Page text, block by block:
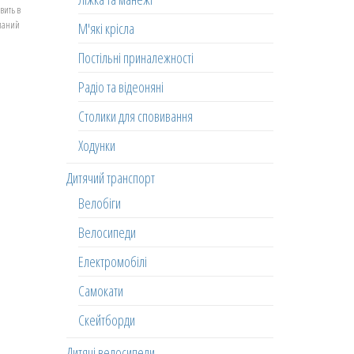
в
М'які крісла
Постільні приналежності
Радіо та відеоняні
Столики для сповивання
Ходунки
Дитячий транспорт
Велобіги
Велосипеди
Електромобілі
Самокати
Скейтборди